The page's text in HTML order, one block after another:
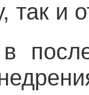
так и